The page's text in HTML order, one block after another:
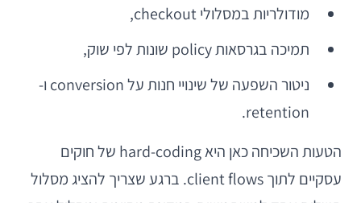
מודולריות במסלולי checkout,
תמיכה בגרסאות policy שונות לפי שוק,
ניטור השפעה של שינויי חנות על conversion ו-
retention.
הטעות השכיחה כאן היא hard-coding של חוקים
עסקיים לתוך client flows. ברגע שצריך להציג מסלול